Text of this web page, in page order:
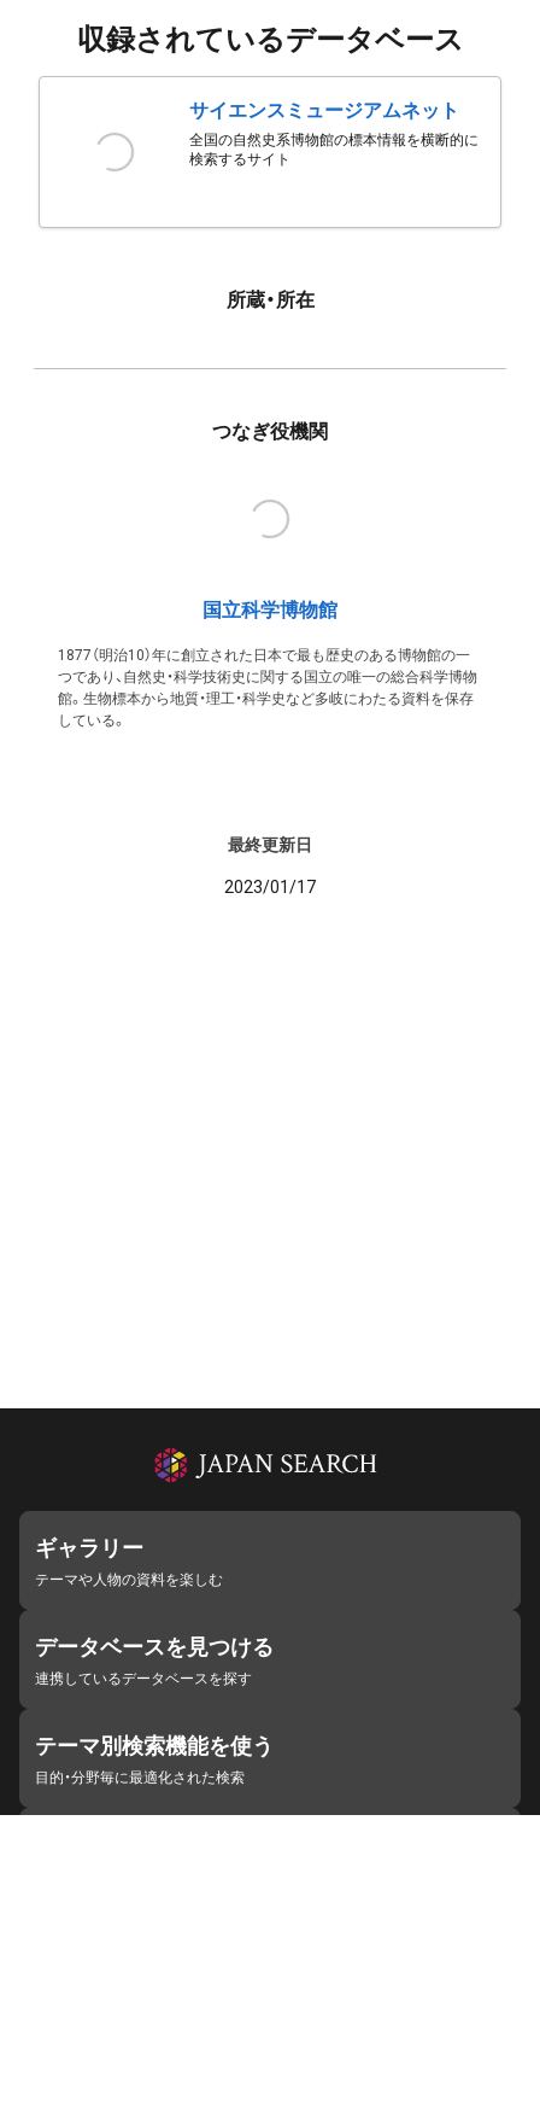
収録されているデータベース
サイエンスミュージアムネット
全国の自然史系博物館の標本情報を横断的に
検索するサイト
所蔵・所在
つなぎ役機関
国立科学博物館
1877（明治10）年に創立された日本で最も歴史のある博物館の一
つであり、自然史・科学技術史に関する国立の唯一の総合科学博物
館。生物標本から地質・理工・科学史など多岐にわたる資料を保存
している。
最終更新日
2023/01/17
ギャラリー
テーマや人物の資料を楽しむ
データベースを見つける
連携しているデータベースを探す
テーマ別検索機能を使う
目的・分野毎に最適化された検索